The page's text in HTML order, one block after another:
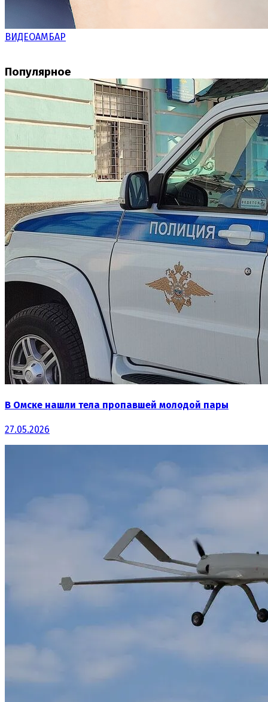
ВИДЕОАМБАР
Популярное
В Омске нашли тела пропавшей молодой пары
27.05.2026